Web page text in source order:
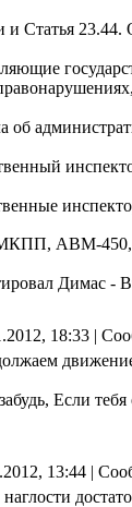
и Статья
об
АВМ-450,
Димас -
18:33 |
Если
13:44 |